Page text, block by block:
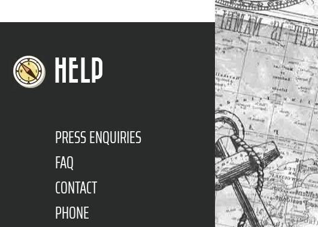
HELP
PRESS ENQUIRIES
FAQ
CONTACT
PHONE